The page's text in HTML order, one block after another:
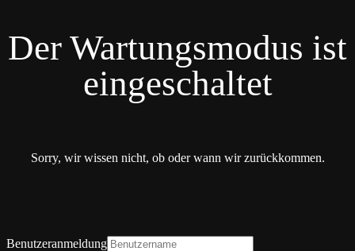
Der Wartungsmodus ist
eingeschaltet
Sorry, wir wissen nicht, ob oder wann wir zurückkommen.
Benutzeranmeldung